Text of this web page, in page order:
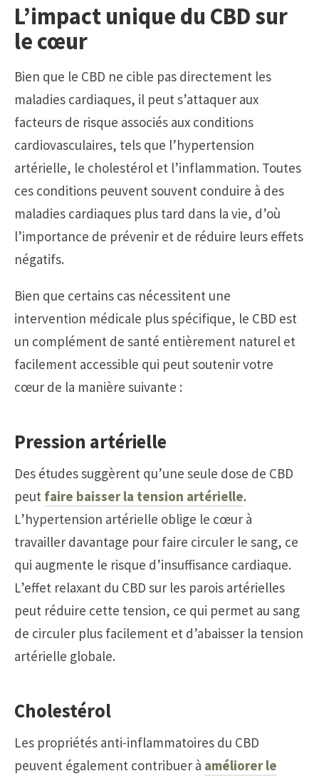
L’impact unique du CBD sur
le cœur
Bien que le CBD ne cible pas directement les
maladies cardiaques, il peut s’attaquer aux
facteurs de risque associés aux conditions
cardiovasculaires, tels que l’hypertension
artérielle, le cholestérol et l’inflammation. Toutes
ces conditions peuvent souvent conduire à des
maladies cardiaques plus tard dans la vie, d’où
l’importance de prévenir et de réduire leurs effets
négatifs.
Bien que certains cas nécessitent une
intervention médicale plus spécifique, le CBD est
un complément de santé entièrement naturel et
facilement accessible qui peut soutenir votre
cœur de la manière suivante :
Pression artérielle
Des études suggèrent qu’une seule dose de CBD
peut faire baisser la tension artérielle.
L’hypertension artérielle oblige le cœur à
travailler davantage pour faire circuler le sang, ce
qui augmente le risque d’insuffisance cardiaque.
L’effet relaxant du CBD sur les parois artérielles
peut réduire cette tension, ce qui permet au sang
de circuler plus facilement et d’abaisser la tension
artérielle globale.
Cholestérol
Les propriétés anti-inflammatoires du CBD
peuvent également contribuer à améliorer le